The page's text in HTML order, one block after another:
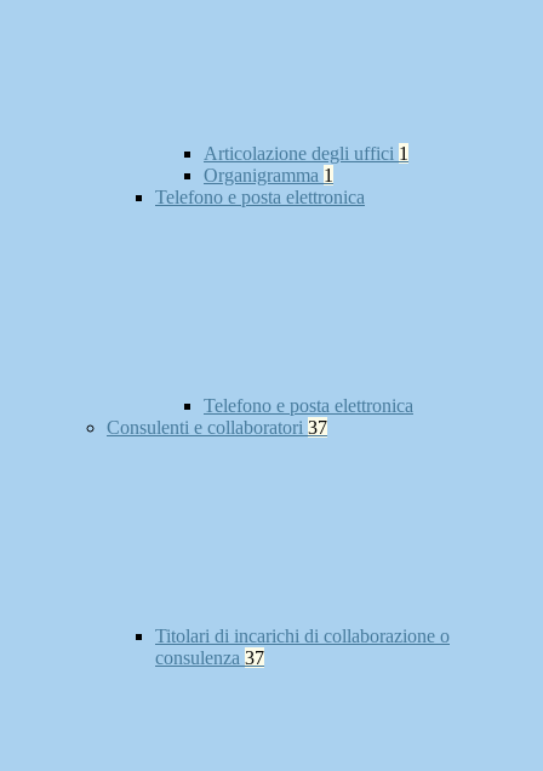
Articolazione degli uffici 1
Organigramma 1
Telefono e posta elettronica
Telefono e posta elettronica
Consulenti e collaboratori 37
Titolari di incarichi di collaborazione o
consulenza 37